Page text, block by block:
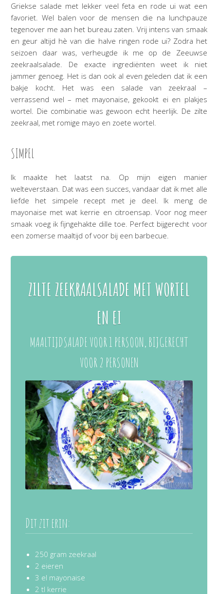
Griekse salade met lekker veel feta en rode ui wat een
favoriet. Wel balen voor de mensen die na lunchpauze
tegenover me aan het bureau zaten. Vrij intens van smaak
en geur altijd hè van die halve ringen rode ui? Zodra het
seizoen daar was, verheugde ik me op de Zeeuwse
zeekraalsalade. De exacte ingrediënten weet ik niet
jammer genoeg. Het is dan ook al even geleden dat ik een
bakje kocht. Het was een salade van zeekraal –
verrassend wel – met mayonaise, gekookt ei en plakjes
wortel. Die combinatie was gewoon echt heerlijk. De zilte
zeekraal, met romige mayo en zoete wortel.
SIMPEL
Ik maakte het laatst na. Op mijn eigen manier
welteverstaan. Dat was een succes, vandaar dat ik met alle
liefde het simpele recept met je deel. Ik meng de
mayonaise met wat kerrie en citroensap. Voor nog meer
smaak voeg ik fijngehakte dille toe. Perfect bijgerecht voor
een zomerse maaltijd of voor bij een barbecue.
ZILTE ZEEKRAALSALADE MET WORTEL
EN EI
MAALTIJDSALADE VOOR 1 PERSOON, BIJGERECHT
VOOR 2 PERSONEN
Dit zit erin:
250 gram zeekraal
2 eieren
3 el mayonaise
2 tl kerrie